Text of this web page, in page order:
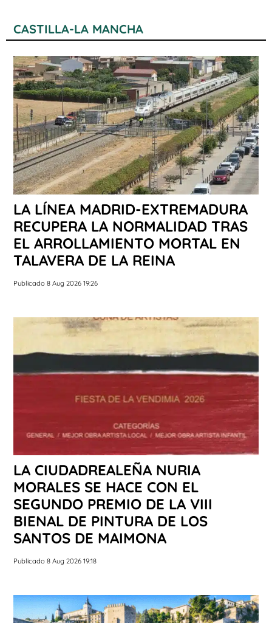
CASTILLA-LA MANCHA
LA LÍNEA MADRID-EXTREMADURA
RECUPERA LA NORMALIDAD TRAS
EL ARROLLAMIENTO MORTAL EN
TALAVERA DE LA REINA
Publicado 8 Aug 2026 19:26
LA CIUDADREALEÑA NURIA
MORALES SE HACE CON EL
SEGUNDO PREMIO DE LA VIII
BIENAL DE PINTURA DE LOS
SANTOS DE MAIMONA
Publicado 8 Aug 2026 19:18